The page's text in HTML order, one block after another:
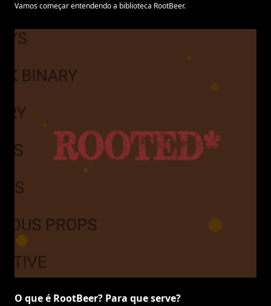
Vamos começar entendendo a biblioteca RootBeer.
O que é RootBeer? Para que serve?